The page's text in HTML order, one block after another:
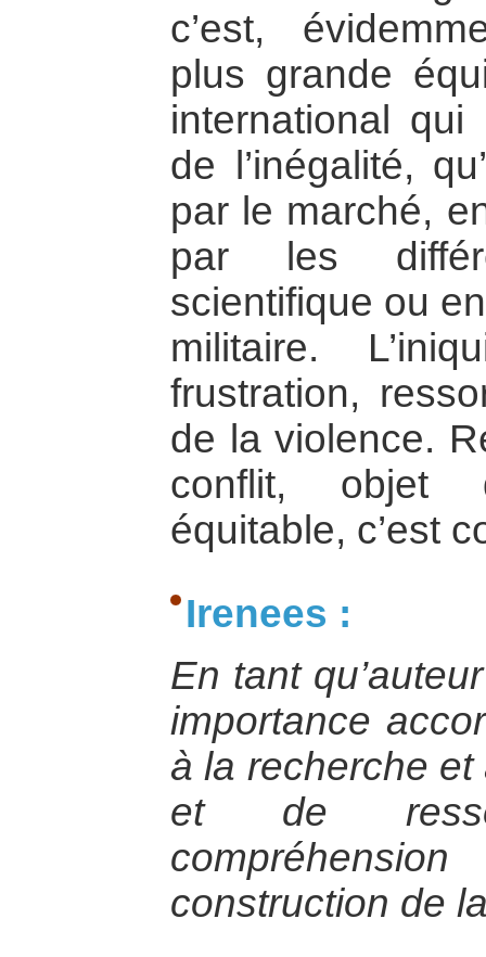
c’est,
plus grande
international qui
de l’inégalité,
par le marché,
par les
scientifique ou
militaire.
frustration,
de la violence.
conflit, objet
équitable, c’est
Irenees :
En tant
importance
à la recherche et
et de
construction de